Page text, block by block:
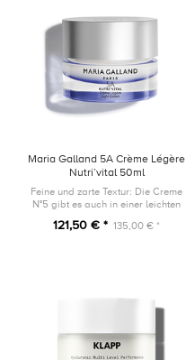
Maria Galland 5A Crème Légère
Nutri’vital 50ml
Feine und zarte Textur: Die Creme
N°5 gibt es auch in einer leichten
revitalisierender Wirkung
121,50 € * 135,00 € *